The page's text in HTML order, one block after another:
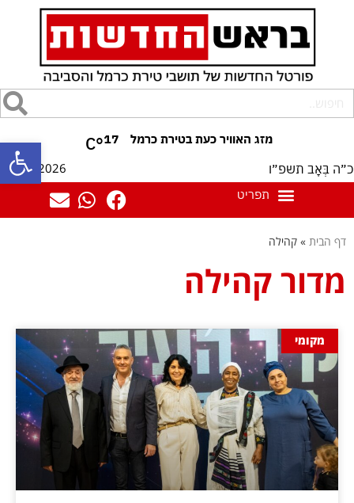
פתח 17
°C
כ״ה בְּאָב תשפ״ו 08/08/2026
דף הבית » קהילה
מדור קהילה
מקומי